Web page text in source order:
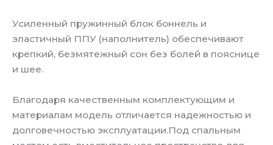
Усиленный пружинный блок боннель и
эластичный ППУ (наполнитель) обеспечивают
крепкий, безмятежный сон без болей в пояснице
и шее.
Благодаря качественным комплектующим и
материалам модель отличается надежностью и
долговечностью эксплуатации.Под спальным